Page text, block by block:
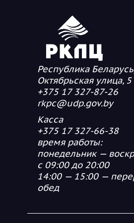
Республика
Октябрьская улица, 5
+375 17 327-87-26
rkpc@udp.gov.by
Касса
+375 17 327-66-38
время работы:
понедельник —
с 09:00 до 20:00
14:00 — 15:00 —
обед